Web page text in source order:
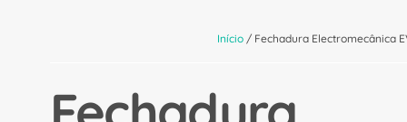
Início/ Fechadura Electromecânica